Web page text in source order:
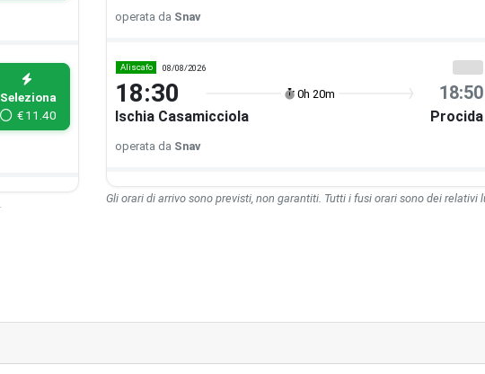
Seleziona
€11.40
operata da Snav
Aliscafo 08/08/2026
18:30 0h 20m 18:50
Ischia Casamicciola Procida
operata da Snav
Gli orari di arrivo sono previsti, non garantiti. Tutti i fusi orari sono dei relativi